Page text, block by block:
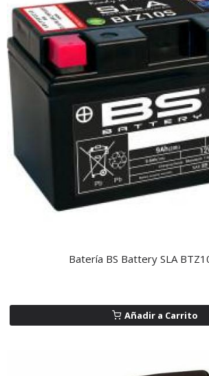
Batería BS Battery SLA
Añadir a Carrito